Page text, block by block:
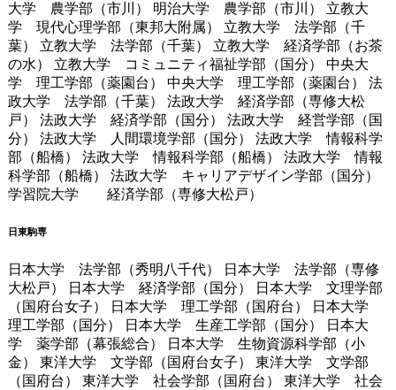
大学 農学部（市川） 明治大学 農学部（市川） 立教大
学 現代心理学部（東邦大附属） 立教大学 法学部（千
葉） 立教大学 法学部（千葉） 立教大学 経済学部（お茶
の水） 立教大学 コミュニティ福祉学部（国分） 中央大
学 理工学部（薬園台） 中央大学 理工学部（薬園台） 法
政大学 法学部（千葉） 法政大学 経済学部（専修大松
戸） 法政大学 経済学部（国分） 法政大学 経営学部（国
分） 法政大学 人間環境学部（国分） 法政大学 情報科学
部（船橋） 法政大学 情報科学部（船橋） 法政大学 情報
科学部（船橋） 法政大学 キャリアデザイン学部（国分）
学習院大学 経済学部（専修大松戸）
日東駒専
日本大学 法学部（秀明八千代） 日本大学 法学部（専修
大松戸） 日本大学 経済学部（国分） 日本大学 文理学部
（国府台女子） 日本大学 理工学部（国府台） 日本大学
理工学部（国分） 日本大学 生産工学部（国分） 日本大
学 薬学部（幕張総合） 日本大学 生物資源科学部（小
金） 東洋大学 文学部（国府台女子） 東洋大学 文学部
（国府台） 東洋大学 社会学部（国府台） 東洋大学 社会